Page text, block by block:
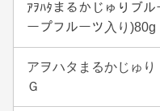
ｱｦﾊﾀまるかじゅりブ
ープフルーツ入り)80g
アヲハタまるかじゅ
Ｇ